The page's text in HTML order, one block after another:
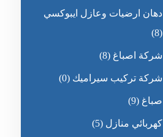
دهان ارضيات وعازل ايبوكسي
(8)
شركة اصباغ (8)
شركة تركيب سيراميك (0)
صباغ (9)
كهربائي منازل (5)